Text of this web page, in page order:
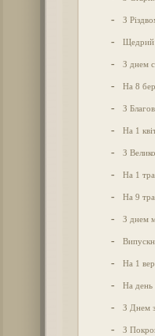
- З
- Щедрий
- З днем
- На 8
- З
- На 1
- З
- На 1
- На 9
- З днем
-
- На 1
- На день
- З Днем
- З